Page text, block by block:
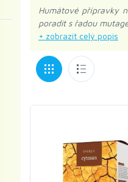
Humátové přípravky
poradit s řadou
především střeva a
látky patří mezi silné